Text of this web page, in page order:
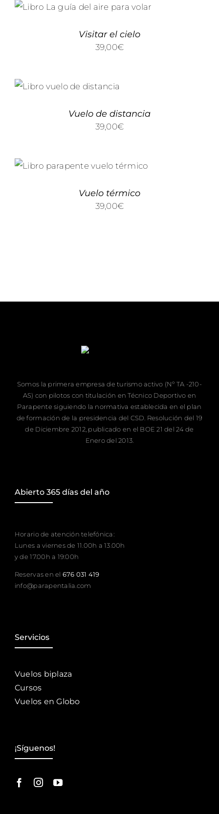
AÑADIR AL CARRITO
/
DETALLES
Visitar el cielo
39,00€
AÑADIR AL CARRITO
/
Vuelo de distancia
39,00€
AÑADIR AL CARRITO
/
DETALLES
Vuelo térmico
39,00€
Somos la primera empresa de turismo activo (Nº TA -210-
AS) con pilotos con titulación en Técnico Deportivo en
Parapente siguiendo la normativa establecida en el plan
de formación de la presidencia del CSD. Resolución del 19
de Diciembre 2012, publicado en el BOE 21 del 24 de
Enero del 2013.
Abierto 365 días del año
Horario de atención telefónica:
Lunes a viernes de 11.00h a 13.00h
y de 17.00h a 19:00h
Reservas en el 676 031 419
info@parapentalia.com
Servicios
Vuelos biplaza
Cursos
Vuelos en Globo
¡Síguenos!